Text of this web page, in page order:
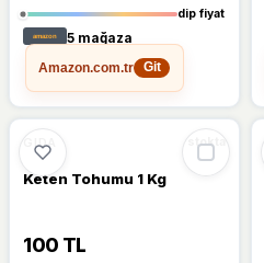
dip fiyat
5 mağaza
Amazon.com.tr
Git
%62 %62 DÜŞTÜ
GIDA stokta
Keten Tohumu 1 Kg
100 TL